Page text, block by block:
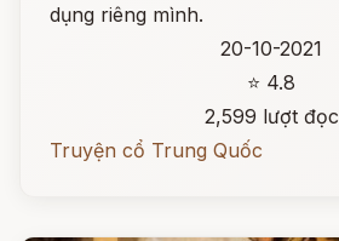
dụng riêng mình.
20-10-2021
⭐ 4.8
2,599 lượt đọc
Truyện cổ Trung Quốc